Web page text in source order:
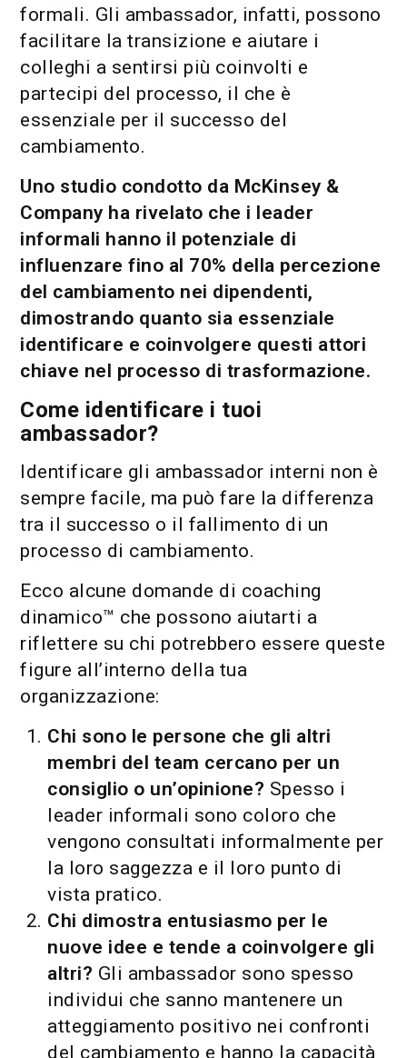
formali. Gli ambassador, infatti, possono
facilitare la transizione e aiutare i
colleghi a sentirsi più coinvolti e
partecipi del processo, il che è
essenziale per il successo del
cambiamento.
Uno studio condotto da McKinsey &
Company ha rivelato che i leader
informali hanno il potenziale di
influenzare fino al 70% della percezione
del cambiamento nei dipendenti,
dimostrando quanto sia essenziale
identificare e coinvolgere questi attori
chiave nel processo di trasformazione.
Come identificare i tuoi
ambassador?
Identificare gli ambassador interni non è
sempre facile, ma può fare la differenza
tra il successo o il fallimento di un
processo di cambiamento.
Ecco alcune domande di coaching
dinamico™ che possono aiutarti a
riflettere su chi potrebbero essere queste
figure all’interno della tua
organizzazione:
Chi sono le persone che gli altri
membri del team cercano per un
consiglio o un’opinione? Spesso i
leader informali sono coloro che
vengono consultati informalmente per
la loro saggezza e il loro punto di
vista pratico.
Chi dimostra entusiasmo per le
nuove idee e tende a coinvolgere gli
altri? Gli ambassador sono spesso
individui che sanno mantenere un
atteggiamento positivo nei confronti
del cambiamento e hanno la capacità